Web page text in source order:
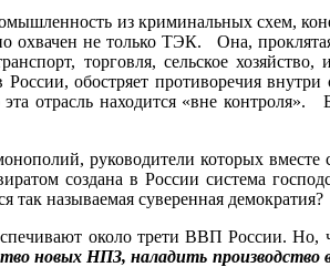
из криминальных схем,
охвачен не только ТЭК. Она,
торговля, сельское
обостряет противоречия
отрасль находится «вне
руководители которых вместе
создана в России система
называемая суверенная демократия?
около трети ВВП России. Но,
новых НПЗ, наладить производство